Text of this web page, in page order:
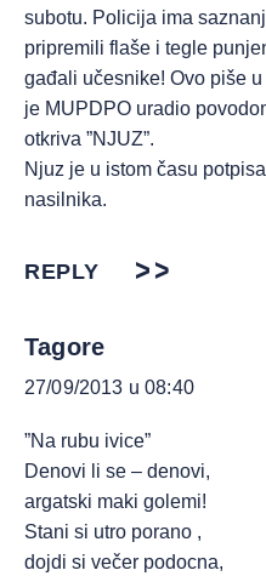
subotu. Policija ima
pripremili flaše i tegle
gađali učesnike! Ovo piše
je MUPDPO uradio
otkriva ”NJUZ”.
Njuz je u istom času
nasilnika.
REPLY
Tagore
27/09/2013 u 08:40
”Na rubu ivice”
Denovi li se – denovi,
argatski maki golemi!
Stani si utro porano ,
dojdi si večer podocna,